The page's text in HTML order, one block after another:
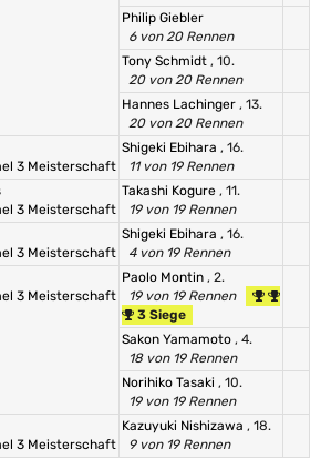
Philip Giebler
6 von 20 Rennen
Tony Schmidt , 10.
20 von 20 Rennen
Hannes Lachinger , 13.
20 von 20 Rennen
3 Meisterschaft
Shigeki Ebihara , 16.
11 von 19 Rennen
3 Meisterschaft
Takashi Kogure , 11.
19 von 19 Rennen
3 Meisterschaft
Shigeki Ebihara , 16.
4 von 19 Rennen
3 Meisterschaft
Paolo Montin , 2.
19 von 19 Rennen
3 Siege
Sakon Yamamoto , 4.
18 von 19 Rennen
Norihiko Tasaki , 10.
19 von 19 Rennen
3 Meisterschaft
Kazuyuki Nishizawa , 18.
9 von 19 Rennen